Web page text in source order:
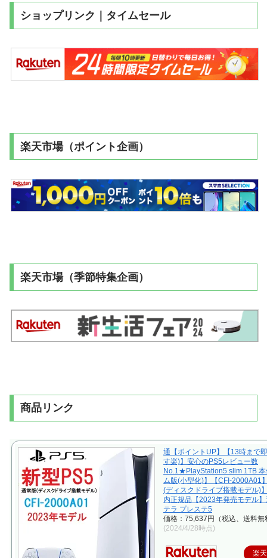
ショップリンク｜タイムセール
楽天市場（ポイント企画）
楽天市場（季節特集企画）
商品リンク
通【ポイントUP】【13時まで
す楽)】安心のPS5レビュー数
No.1★PlayStation5 slim 1TB 本
ム版(小型化)】【CFI-2000A01
(ディスクドライブ搭載モデル)
内正規品【2023年発売モデル
テラ プレステ5
価格：75,637円（税込、送料無
(2024/4/28時点)
楽